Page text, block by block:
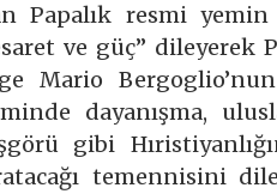
Papalık resmi
ve güç”
Mario
dayanışma,
gibi
temennisini